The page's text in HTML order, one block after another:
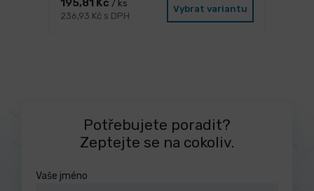
195,81 Kč / ks
236,93 Kč s DPH
Vybrat variantu
Potřebujete poradit?
Zeptejte se na cokoliv.
Vaše jméno